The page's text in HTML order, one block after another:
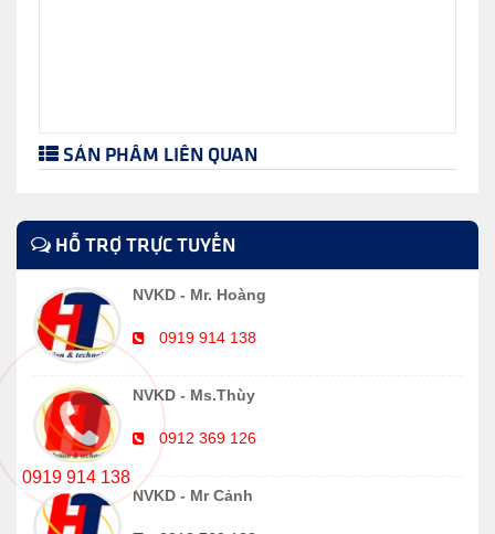
SẢN PHẨM LIÊN QUAN
HỖ TRỢ TRỰC TUYẾN
NVKD - Mr. Hoàng
0919 914 138
NVKD - Ms.Thùy
0912 369 126
NVKD - Mr Cảnh
0919 914 138